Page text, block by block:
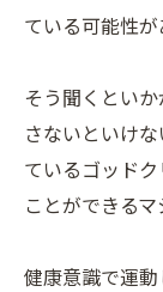
ている可能性が
そう聞くとい
さないといけ
ているゴッド
ことができるマ
健康意識で運